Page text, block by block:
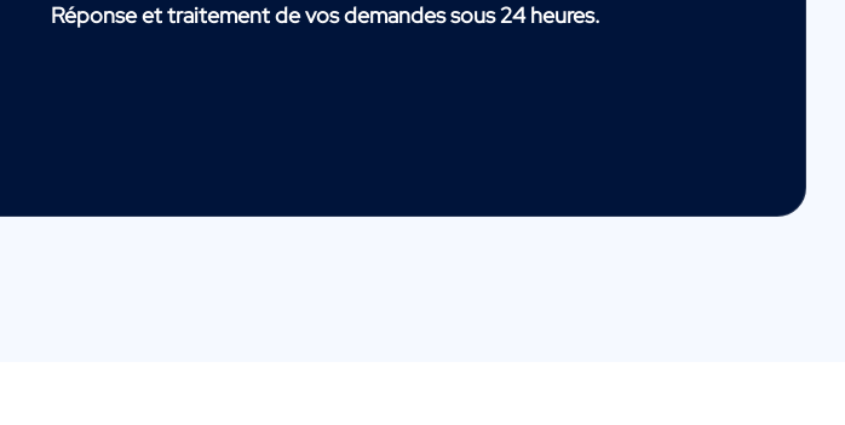
Réponse et traitement de vos demandes sous 24 heures.